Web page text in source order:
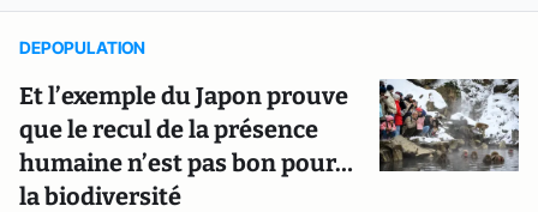
DEPOPULATION
Et l’exemple du Japon prouve
que le recul de la présence
humaine n’est pas bon pour…
la biodiversité